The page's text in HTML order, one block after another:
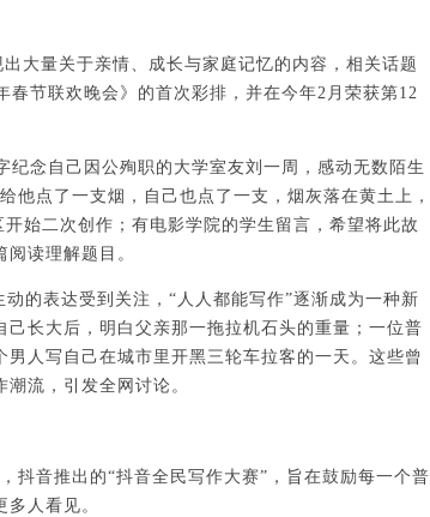
大量关于亲情、成长与家庭记忆的内容，相关话题
节联欢晚会》的首次彩排，并在今年2月荣获第12
念自己因公殉职的大学室友刘一周，感动无数陌生
他点了一支烟，自己也点了一支，烟灰落在黄土上，
始二次创作；有电影学院的学生留言，希望将此故
读理解题目。
的表达受到关注，“人人都能写作”逐渐成为一种新
长大后，明白父亲那一拖拉机石头的重量；一位普
人写自己在城市里开黑三轮车拉客的一天。这些曾
流，引发全网讨论。
抖音推出的“抖音全民写作大赛”，旨在鼓励每一个普
人看见。